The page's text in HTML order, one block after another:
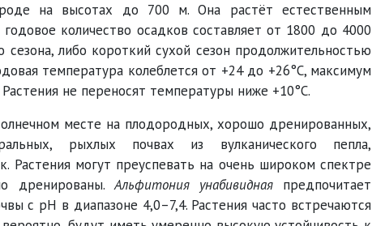
на высотах до 700 м. Она растёт естественным
количество осадков составляет от 1800 до 4000
сезона, либо короткий сухой сезон продолжительностью
температура колеблется от +24 до +26°C, максимум
не переносят температуры ниже +10°C.
месте на плодородных, хорошо дренированных,
рыхлых почвах из вулканического пепла,
Растения могут преуспевать на очень широком спектре
дренированы.Альфитония унабивиднаяпредпочитает
с рН в диапазоне 4,0–7,4. Растения часто встречаются